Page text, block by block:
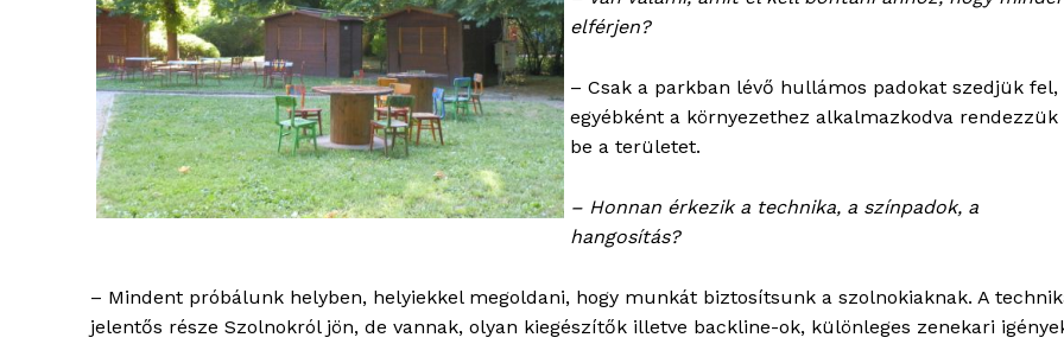
elférjen?
– Csak a parkban lévő hullámos padokat szedjük fel,
egyébként a környezethez alkalmazkodva rendezzük
be a területet.
– Honnan érkezik a technika, a színpadok, a
hangosítás?
– Mindent próbálunk helyben, helyiekkel megoldani, hogy munkát biztosítsunk a szolnokiaknak. A
jelentős része Szolnokról jön, de vannak, olyan kiegészítők illetve backline-ok, különleges zenekari